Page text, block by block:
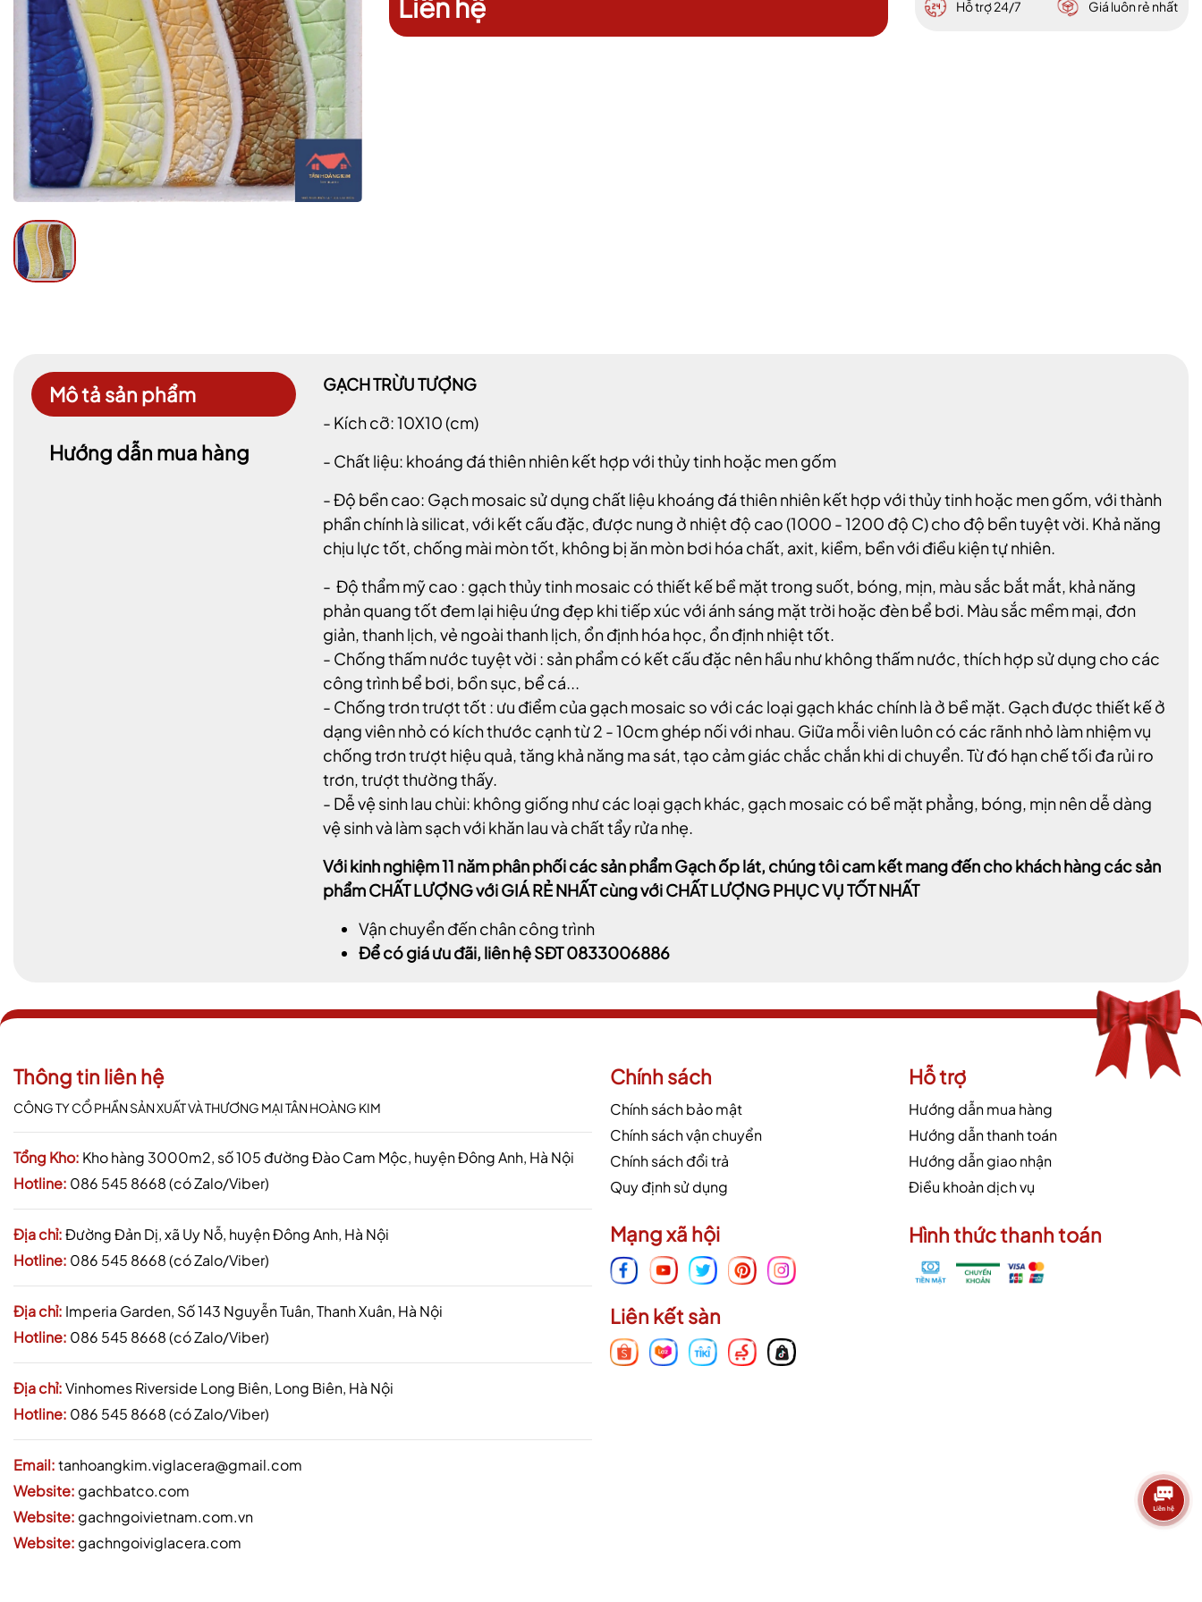
Liên hệ
Hỗ trợ 24/7
Giá luôn rẻ nhất
Mô tả sản phẩm
Hướng dẫn mua hàng
GẠCH TRỪU TƯỢNG
- Kích cỡ: 10X10 (cm)
- Chất liệu: khoáng đá thiên nhiên kết hợp với thủy tinh hoặc men gốm
- Độ bền cao: Gạch mosaic sử dụng chất liệu khoáng đá thiên nhiên kết hợp với thủy tinh hoặc men gốm, với thành
phần chính là silicat, với kết cấu đặc, được nung ở nhiệt độ cao (1000 - 1200 độ C) cho độ bền tuyệt vời. Khả năng
chịu lực tốt, chống mài mòn tốt, không bị ăn mòn bơi hóa chất, axit, kiềm, bền với điều kiện tự nhiên.
- Độ thẩm mỹ cao : gạch thủy tinh mosaic có thiết kế bề mặt trong suốt, bóng, mịn, màu sắc bắt mắt, khả năng
phản quang tốt đem lại hiệu ứng đẹp khi tiếp xúc với ánh sáng mặt trời hoặc đèn bể bơi. Màu sắc mềm mại, đơn
giản, thanh lịch, vẻ ngoài thanh lịch, ổn định hóa học, ổn định nhiệt tốt.
- Chống thấm nước tuyệt vời : sản phẩm có kết cấu đặc nên hầu như không thấm nước, thích hợp sử dụng cho các
công trình bể bơi, bồn sục, bể cá...
- Chống trơn trượt tốt : ưu điểm của gạch mosaic so với các loại gạch khác chính là ở bề mặt. Gạch được thiết kế ở
dạng viên nhỏ có kích thước cạnh từ 2 - 10cm ghép nối với nhau. Giữa mỗi viên luôn có các rãnh nhỏ làm nhiệm vụ
chống trơn trượt hiệu quả, tăng khả năng ma sát, tạo cảm giác chắc chắn khi di chuyển. Từ đó hạn chế tối đa rủi ro
trơn, trượt thường thấy.
- Dễ vệ sinh lau chùi: không giống như các loại gạch khác, gạch mosaic có bề mặt phẳng, bóng, mịn nên dễ dàng
vệ sinh và làm sạch với khăn lau và chất tẩy rửa nhẹ.
Với kinh nghiệm 11 năm phân phối các sản phẩm Gạch ốp lát, chúng tôi cam kết mang đến cho khách hàng các sản
phẩm CHẤT LƯỢNG với GIÁ RẺ NHẤT cùng với CHẤT LƯỢNG PHỤC VỤ TỐT NHẤT
Vận chuyển đến chân công trình
Để có giá ưu đãi, liên hệ SĐT 0833006886
Thông tin liên hệ
CÔNG TY CỔ PHẦN SẢN XUẤT VÀ THƯƠNG MẠI TÂN HOÀNG KIM
Tổng Kho: Kho hàng 3000m2, số 105 đường Đào Cam Mộc, huyện Đông Anh, Hà Nội
Hotline: 086 545 8668 (có Zalo/Viber)
Địa chỉ:Đường Đản Dị, xã Uy Nỗ, huyện Đông Anh, Hà Nội
Hotline: 086 545 8668 (có Zalo/Viber)
Địa chỉ: Imperia Garden, Số 143 Nguyễn Tuân, Thanh Xuân, Hà Nội
Hotline: 086 545 8668 (có Zalo/Viber)
Địa chỉ:Vinhomes Riverside Long Biên, Long Biên, Hà Nội
Hotline: 086 545 8668 (có Zalo/Viber)
Email:tanhoangkim.viglacera@gmail.com
Website:gachbatco.com
Website:gachngoivietnam.com.vn
Website:gachngoiviglacera.com
Chính sách
Chính sách bảo mật
Chính sách vận chuyển
Chính sách đổi trả
Quy định sử dụng
Hỗ trợ
Hướng dẫn mua hàng
Hướng dẫn thanh toán
Hướng dẫn giao nhận
Điều khoản dịch vụ
Mạng xã hội
Liên kết sàn
Hình thức thanh toán